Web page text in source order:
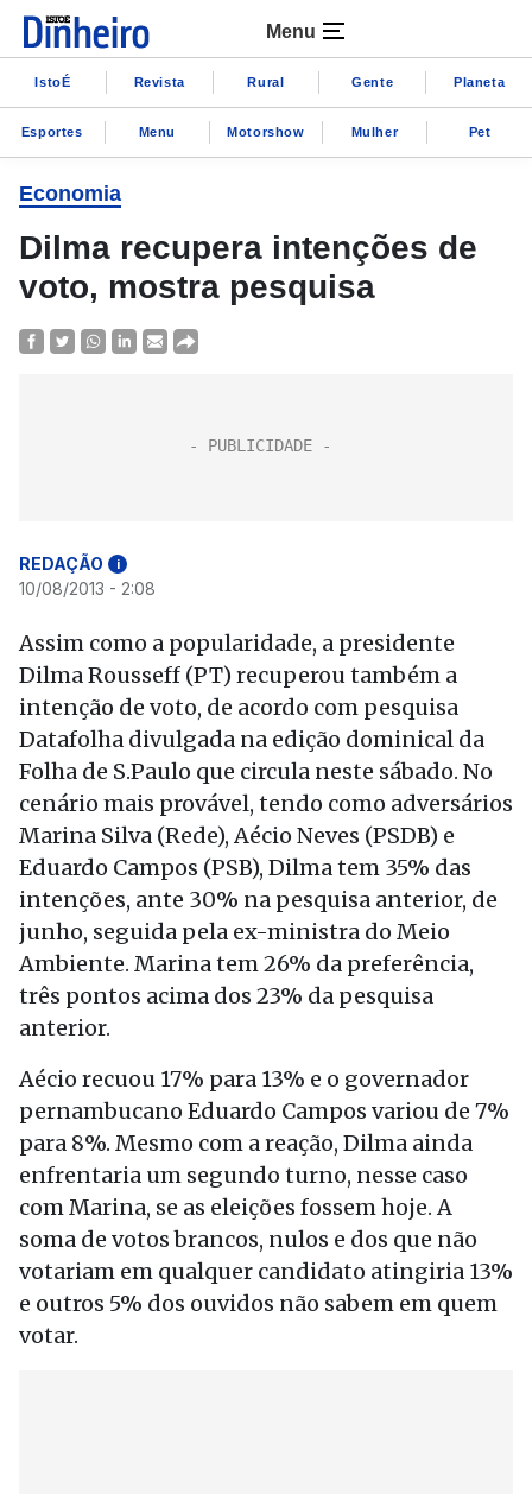
Menu
IstoÉ Revista Rural Gente Planeta
Esportes Menu Motorshow Mulher Pet
Economia
Dilma recupera intenções de
voto, mostra pesquisa
REDAÇÃO i
10/08/2013 - 2:08
Assim como a popularidade, a presidente
Dilma Rousseff (PT) recuperou também a
intenção de voto, de acordo com pesquisa
Datafolha divulgada na edição dominical da
Folha de S.Paulo que circula neste sábado. No
cenário mais provável, tendo como adversários
Marina Silva (Rede), Aécio Neves (PSDB) e
Eduardo Campos (PSB), Dilma tem 35% das
intenções, ante 30% na pesquisa anterior, de
junho, seguida pela ex-ministra do Meio
Ambiente. Marina tem 26% da preferência,
três pontos acima dos 23% da pesquisa
anterior.
Aécio recuou 17% para 13% e o governador
pernambucano Eduardo Campos variou de 7%
para 8%. Mesmo com a reação, Dilma ainda
enfrentaria um segundo turno, nesse caso
com Marina, se as eleições fossem hoje. A
soma de votos brancos, nulos e dos que não
votariam em qualquer candidato atingiria 13%
e outros 5% dos ouvidos não sabem em quem
votar.